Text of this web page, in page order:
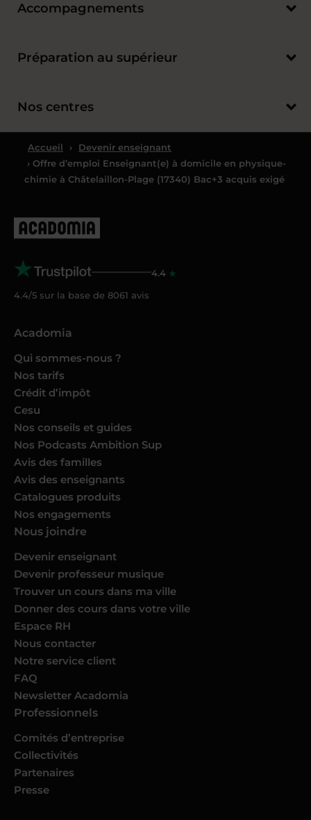
Accompagnements
Préparation au supérieur
Nos centres
Accueil ›
Devenir enseignant
› Offre d’emploi Enseignant(e) à domicile en physique-
chimie à Châtelaillon-Plage (17340) Bac+3 acquis exigé
4.4
4.4/5 sur la base de 8061 avis
Acadomia
Qui sommes-nous ?
Nos tarifs
Crédit d’impôt
Cesu
Nos conseils et guides
Nos Podcasts Ambition Sup
Avis des familles
Avis des enseignants
Catalogues produits
Nos engagements
Nous joindre
Devenir enseignant
Devenir professeur musique
Trouver un cours dans ma ville
Donner des cours dans votre ville
Espace RH
Nous contacter
Notre service client
FAQ
Newsletter Acadomia
Professionnels
Comités d’entreprise
Collectivités
Partenaires
Presse